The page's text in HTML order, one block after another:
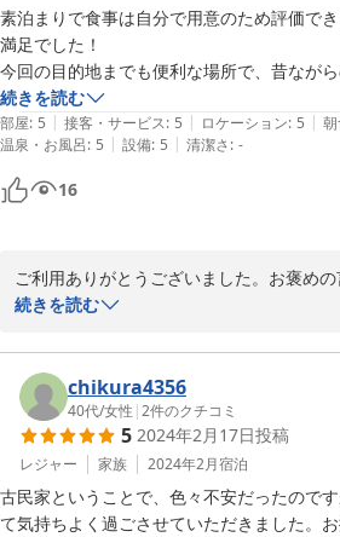
素泊まりで食事は自分で用意のため評価で
満足でした！
今回の目的地までも便利な場所で、昔なが
あちゃん家に来たような気分。リノベーショ
レ、お部屋も全て大変きれいした。
翌日お弁当を作りたかったので、キッチンが
子レンジ、トースターなどもあり助かりまし
管理人さんもとても良い人で、こちらの予
続きを読む
部屋: 5 | 接客・サービス: 5 | ロケーション: 5 |
温泉・お風呂: 5 | 設備: 5 | 清潔さ: -
16
ご利用ありがとうございました。お褒め
ります。お客様が、何を望んでいるのか、
努力します。機会があれば又ご利用して
2024-03-13
続きを読む
chikura4356
40代/女性 |2件のクチコミ
5 2024年2月17日投稿
レジャー 家族 2024年2月宿泊
古民家ということで、色々不安だったので
て気持ちよく過ごさせていただきました。